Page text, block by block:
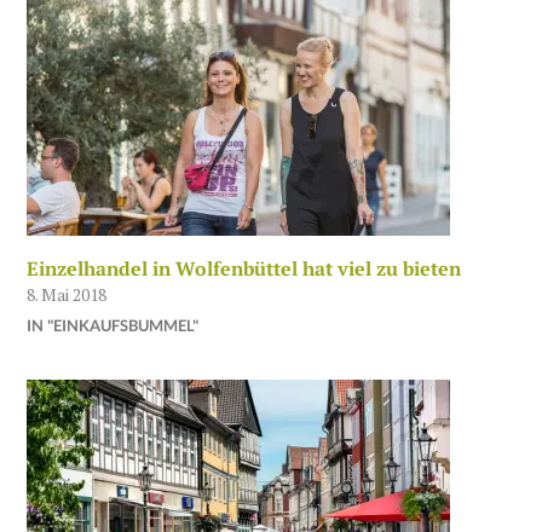
Einzelhandel in Wolfenbüttel hat viel zu bieten
8. Mai 2018
IN "EINKAUFSBUMMEL"